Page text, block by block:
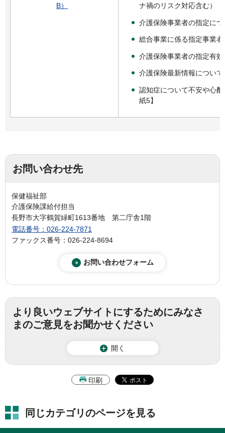
B）
ナ禍のリスク対応含む）
介護保険事業者の指定につ
総合事業に係る指定事業
介護保険事業者の指定有
介護保険最新情報について
認知症について不安や心
紙5】
お問い合わせ先
保健福祉部
介護保険課給付担当
長野市大字鶴賀緑町1613番地 第二庁舎1階
電話番号：026-224-7871
ファックス番号：026-224-8694
より良いウェブサイトにするためにみなさ
まのご意見をお聞かせください
開く
印刷
同じカテゴリのページを見る